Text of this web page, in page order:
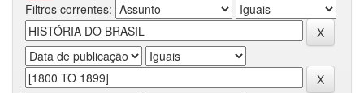
Filtros correntes: